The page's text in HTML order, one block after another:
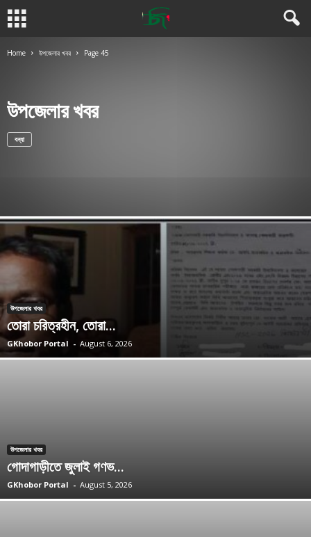
Home উপজেলার খবর Page 45
উপজেলার খবর
বন্যা
উপজেলার খবর
তোরা চরিত্রহীন, তোরা...
GKhobor Portal - August 6, 2026
উপজেলার খবর
গোদাগাড়ীতে জুলাই গণভ...
GKhobor Portal - August 5, 2026